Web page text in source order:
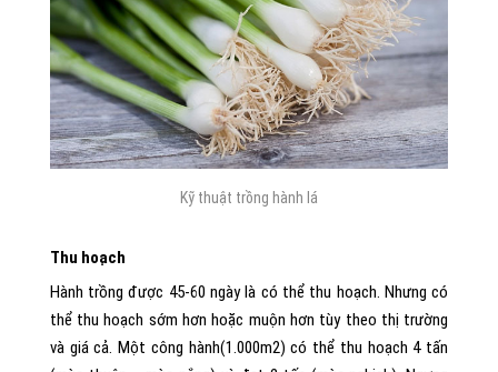
Kỹ thuật trồng hành lá
Thu hoạch
Hành trồng được 45-60 ngày là có thể thu hoạch. Nhưng có
thể thu hoạch sớm hơn hoặc muộn hơn tùy theo thị trường
và giá cả. Một công hành(1.000m2) có thể thu hoạch 4 tấn